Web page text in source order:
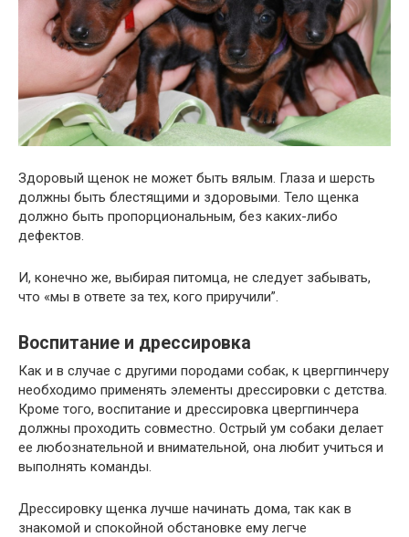
Здоровый щенок не может быть вялым. Глаза и шерсть
должны быть блестящими и здоровыми. Тело щенка
должно быть пропорциональным, без каких-либо
дефектов.
И, конечно же, выбирая питомца, не следует забывать,
что «мы в ответе за тех, кого приручили”.
Воспитание и дрессировка
Как и в случае с другими породами собак, к цвергпинчеру
необходимо применять элементы дрессировки с детства.
Кроме того, воспитание и дрессировка цвергпинчера
должны проходить совместно. Острый ум собаки делает
ее любознательной и внимательной, она любит учиться и
выполнять команды.
Дрессировку щенка лучше начинать дома, так как в
знакомой и спокойной обстановке ему легче